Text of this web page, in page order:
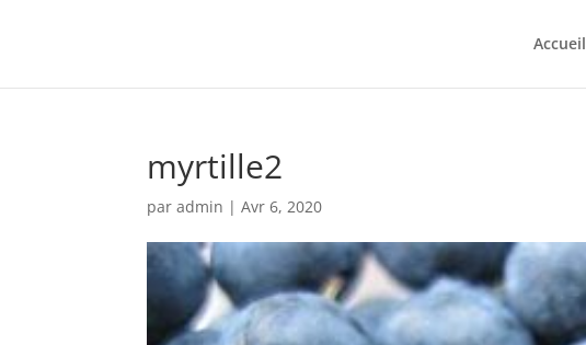
Accueil
myrtille2
paradmin |Avr 6, 2020